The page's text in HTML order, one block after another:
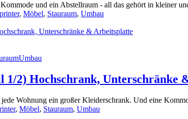
und ein Abstellraum - all das gehört in kleiner
, Möbel, Stauraum, Umbau
Umbau
1/2) Hochschrank, Unterschränke
Wohnung ein großer Kleiderschrank. Und eine
, Möbel, Stauraum, Umbau